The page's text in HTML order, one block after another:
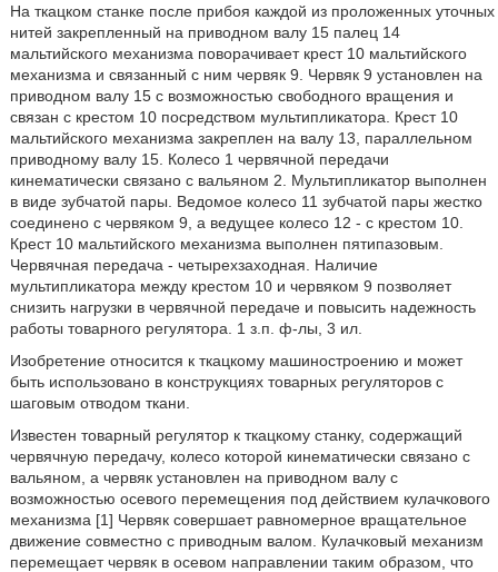
На ткацком станке после прибоя каждой из проложенных уточных
нитей закрепленный на приводном валу 15 палец 14
мальтийского механизма поворачивает крест 10 мальтийского
механизма и связанный с ним червяк 9. Червяк 9 установлен на
приводном валу 15 с возможностью свободного вращения и
связан с крестом 10 посредством мультипликатора. Крест 10
мальтийского механизма закреплен на валу 13, параллельном
приводному валу 15. Колесо 1 червячной передачи
кинематически связано с вальяном 2. Мультипликатор выполнен
в виде зубчатой пары. Ведомое колесо 11 зубчатой пары жестко
соединено с червяком 9, а ведущее колесо 12 - с крестом 10.
Крест 10 мальтийского механизма выполнен пятипазовым.
Червячная передача - четырехзаходная. Наличие
мультипликатора между крестом 10 и червяком 9 позволяет
снизить нагрузки в червячной передаче и повысить надежность
работы товарного регулятора. 1 з.п. ф-лы, 3 ил.
Изобретение относится к ткацкому машиностроению и может
быть использовано в конструкциях товарных регуляторов с
шаговым отводом ткани.
Известен товарный регулятор к ткацкому станку, содержащий
червячную передачу, колесо которой кинематически связано с
вальяном, а червяк установлен на приводном валу с
возможностью осевого перемещения под действием кулачкового
механизма [1] Червяк совершает равномерное вращательное
движение совместно с приводным валом. Кулачковый механизм
перемещает червяк в осевом направлении таким образом, что